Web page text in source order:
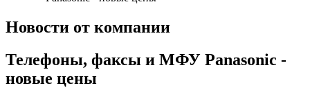
Новости от компании
Телефоны, факсы и МФУ Panasonic -
новые цены